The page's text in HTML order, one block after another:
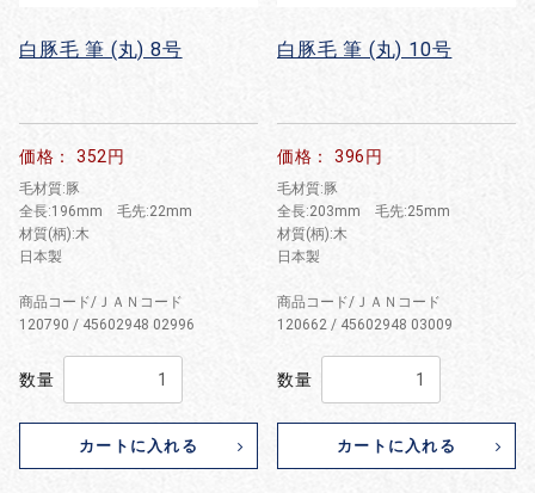
白豚毛 筆 (丸) 8号
価格： 352円
毛材質:豚
全長:196mm 毛先:22mm
材質(柄):木
日本製
商品コード/ＪＡＮコード
120790 / 45602948 02996
数量
カートに入れる
白豚毛 筆 (丸) 10号
価格： 396円
毛材質:豚
全長:203mm 毛先:25mm
材質(柄):木
日本製
商品コード/ＪＡＮコード
120662 / 45602948 03009
数量
カートに入れる